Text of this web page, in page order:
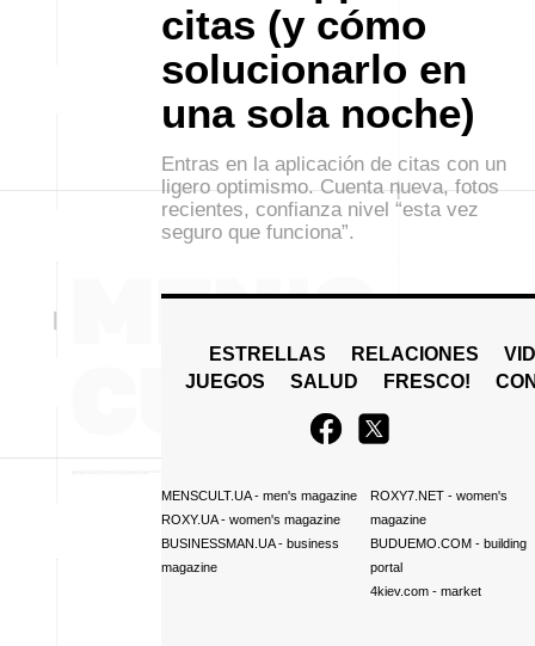
citas (y cómo
solucionarlo en
una sola noche)
Entras en la aplicación de citas con un
ligero optimismo. Cuenta nueva, fotos
recientes, confianza nivel “esta vez
seguro que funciona”.
ESTRELLAS RELACIONES
JUEGOS
SALUD FRESCO!
MENSCULT.UA- men's magazine
ROXY.UA- women's magazine
BUSINESSMAN.UA- business
magazine
ROXY7.NET- women's
magazine
BUDUEMO.COM- building
portal
4kiev.com- market